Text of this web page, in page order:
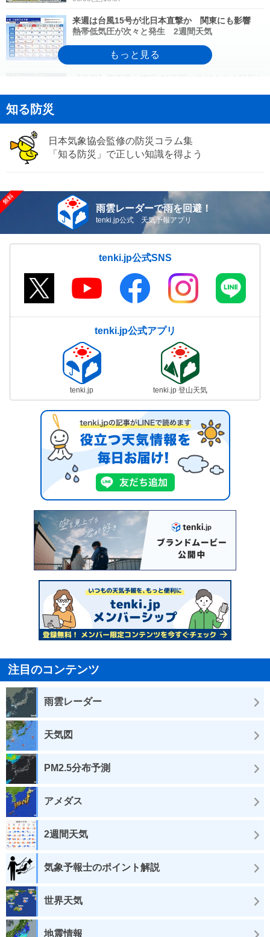
来週は台風15号が北日本直撃か 関東にも影響
熱帯低気圧が次々と発生 2週間天気
08/08(土)18:41
【速報】岩手県盛岡市で1時間に約100ミリの猛烈
な雨 「記録的短時間大雨」発表
【速報】新潟県長岡市で1時間に約100ミリの猛烈
な雨 「記録的短時間大雨」発表
08/08(土)15:40
気象予報士の解説をもっと見る
知る防災
日本気象協会監修の防災コラム集
「知る防災」で正しい知識を得よう
雨雲レーダーで雨を回避！
tenki.jp公式 天気予報アプリ
tenki.jp公式SNS
tenki.jp公式アプリ
tenki.jp tenki.jp 登山天気
注目のコンテンツ
雨雲レーダー
天気図
PM2.5分布予測
アメダス
2週間天気
気象予報士のポイント解説
世界天気
地震情報